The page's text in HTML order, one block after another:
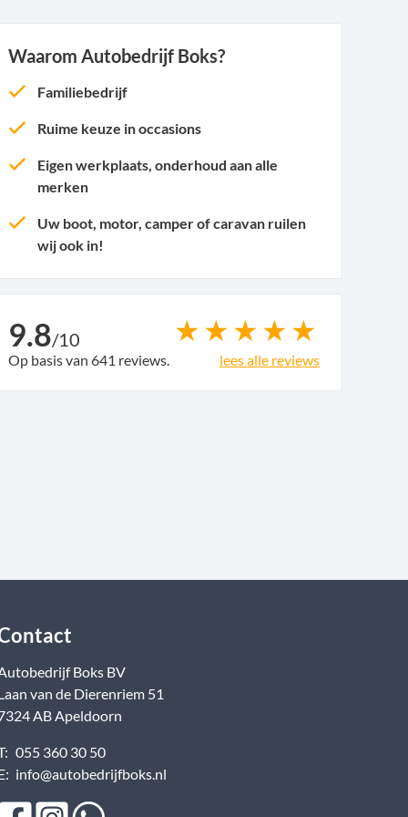
Waarom Autobedrijf Boks?
Familiebedrijf
Ruime keuze in occasions
Eigen werkplaats, onderhoud aan alle
merken
Uw boot, motor, camper of caravan ruilen
wij ook in!
9.8/10
Op basis van 641 reviews. lees alle reviews
Boks BV
van de Dierenriem 51
ABApeldoorn
055 360 30 50
info@autobedrijfboks.nl